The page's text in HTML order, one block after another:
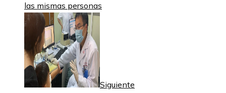
las mismas personas
Siguiente